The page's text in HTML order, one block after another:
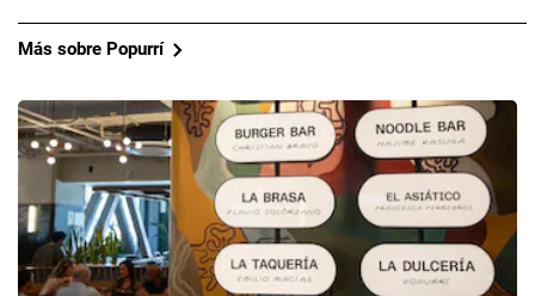
Más sobre Popurrí